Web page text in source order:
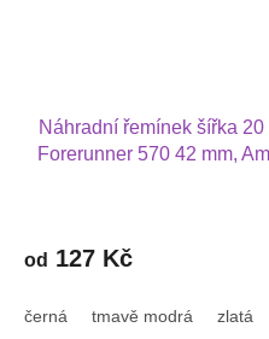
Náhradní řemínek šířka
Forerunner 570 42 mm,
od 127 Kč
černá tmavě modrá zlatá